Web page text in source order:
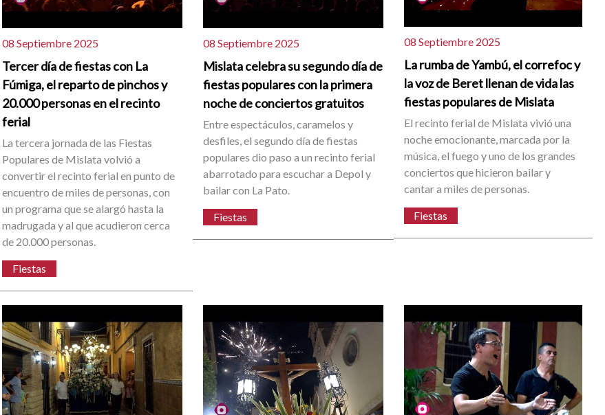
08 Septiembre 2025
Tercer día de fiestas con La
Fúmiga, el reparto de pinchos y
20.000 personas en el recinto
ferial
La tercera jornada de las Fiestas
Populares de Mislata volvió a
convertir el recinto ferial en punto de
encuentro de miles de personas, con
un programa que se alargó hasta la
madrugada y al que acudieron cerca
de 20.000 personas.
Fiestas
08 Septiembre 2025
Mislata celebra su segundo día de
fiestas populares con la primera
noche de conciertos gratuitos
Entre espectáculos, caramelos y
desfiles, el segundo día de fiestas
populares dio paso a un recinto ferial
abarrotado para escuchar a Depol y
bailar con La Pato.
Fiestas
08 Septiembre 2025
La rumba de Yambú, el correfoc y
la voz de Beret llenan de vida las
fiestas populares de Mislata
El recinto ferial de Mislata vivió una
noche emocionante, marcada por la
música, el fuego y uno de los grandes
conciertos que hicieron bailar y
cantar a miles de personas.
Fiestas